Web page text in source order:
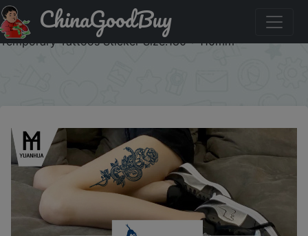
Придбати по знижці Juice Tattoo Sticker Upgrade Online
Red Tattoo Sticker Lasts 7-15 Days Herbal Plant
Temporary Tattoos Sticker Size:180 * 110mm
ChinaGoodBuy